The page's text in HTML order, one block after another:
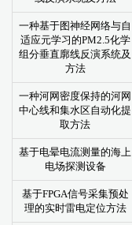
一种基于图神经网络与自
适应元学习的PM2.5化学
组分垂直廓线反演系统及
方法
一种河网密度保持的河网
中心线和集水区自动化提
取方法
基于电晕电流测量的海上
电场探测设备
基于FPGA信号采集预处
理的实时雷电定位方法